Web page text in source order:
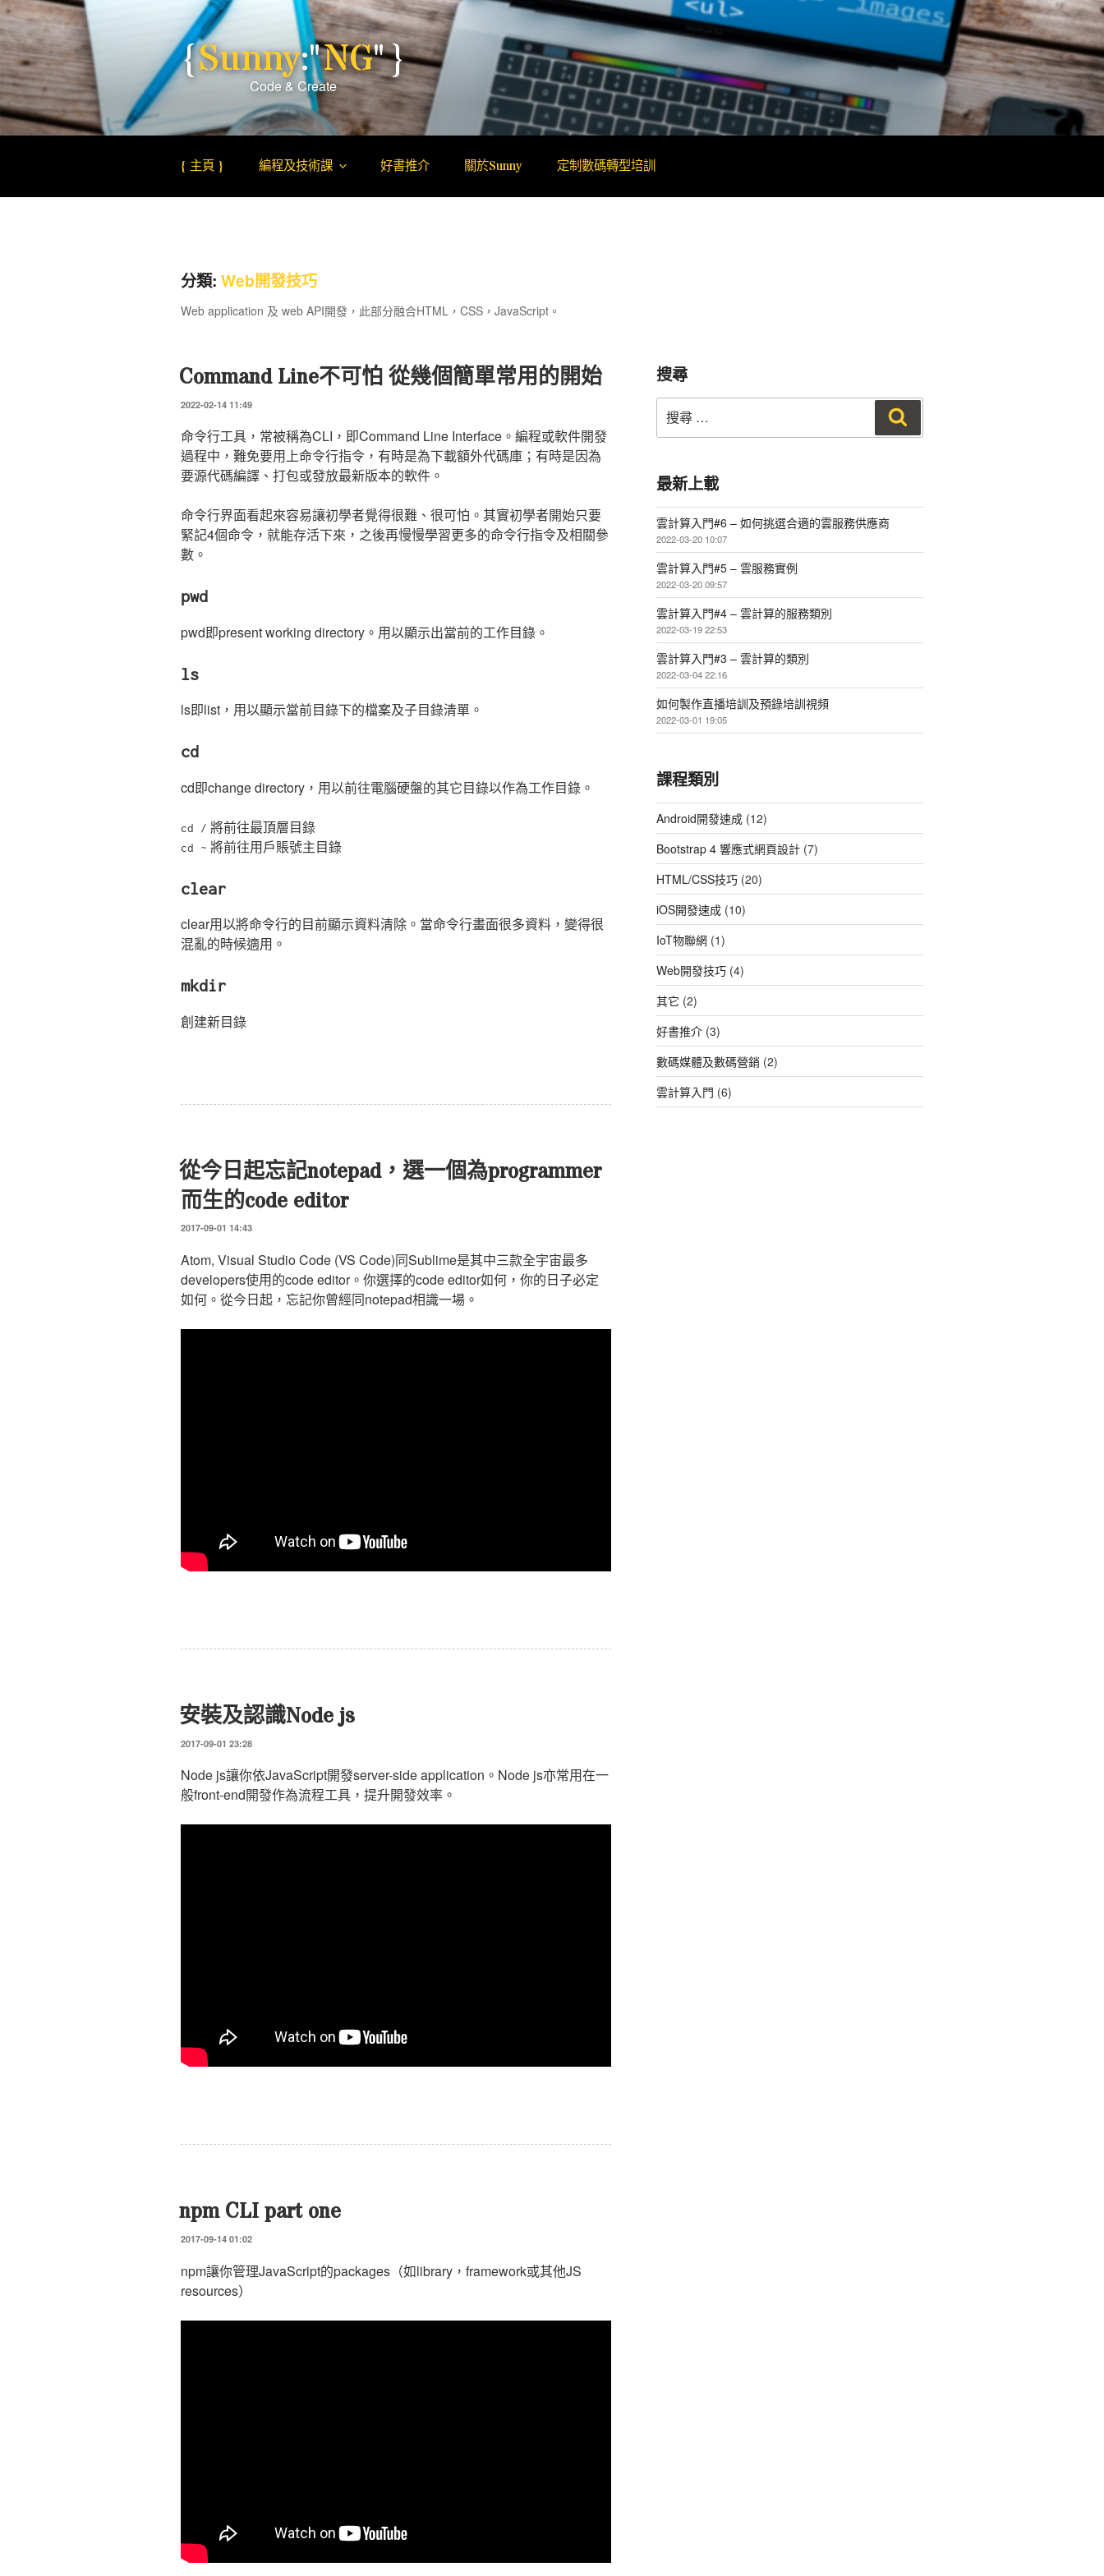
跳
至
內
容
{Sunny:"NG"}
Code & Create
SUNNY NG – TECH EDUCATOR
AI 科技 媒體創作
{ 主頁 } 編程及技術課 好書推介 關於Sunny 定制數碼轉型培訓
分類: Web開發技巧
Web application 及 web API開發，此部分融合HTML，CSS，JavaScript。
Command Line不可怕 從幾個簡單常用的開始
發
於
2022-02-14 11:49
命令行工具，常被稱為CLI，即Command Line Interface。編程或軟件開發
過程中，難免要用上命令行指令，有時是為下載額外代碼庫；有時是因為
要源代碼編譯、打包或發放最新版本的軟件。
命令行界面看起來容易讓初學者覺得很難、很可怕。其實初學者開始只要
緊記4個命令，就能存活下來，之後再慢慢學習更多的命令行指令及相關參
數。
pwd
pwd即present working directory。用以顯示出當前的工作目錄。
ls
ls即list，用以顯示當前目錄下的檔案及子目錄清單。
cd
cd即change directory，用以前往電腦硬盤的其它目錄以作為工作目錄。
cd / 將前往最頂層目錄
cd ~ 將前往用戶賬號主目錄
clear
clear用以將命令行的目前顯示資料清除。當命令行畫面很多資料，變得很
混亂的時候適用。
mkdir
創建新目錄
從今日起忘記notepad，選一個為programmer
而生的code editor
發
於
2017-09-01 14:43
Atom, Visual Studio Code (VS Code)同Sublime是其中三款全宇宙最多
developers使用的code editor。你選擇的code editor如何，你的日子必定
如何。從今日起，忘記你曾經同notepad相識一場。
安裝及認識Node js
發
於
2017-09-01 23:28
Node js讓你依JavaScript開發server-side application。Node js亦常用在一
般front-end開發作為流程工具，提升開發效率。
npm CLI part one
發
2017-09-14 01:02
npm讓你管理JavaScript的packages（如library，framework或其他JS
resources）
搜尋
尋：
尋
最新上載
雲計算入門#6 – 如何挑選合適的雲服務供應商
2022-03-20 10:07
雲計算入門#5 – 雲服務實例
2022-03-20 09:57
雲計算入門#4 – 雲計算的服務類別
2022-03-19 22:53
雲計算入門#3 – 雲計算的類別
2022-03-04 22:16
如何製作直播培訓及預錄培訓視頻
2022-03-01 19:05
課程類別
Android開發速成(12)
Bootstrap 4 響應式網頁設計(7)
HTML/CSS技巧(20)
iOS開發速成(10)
IoT物聯網(1)
Web開發技巧(4)
其它 (2)
好書推介(3)
數碼媒體及數碼營銷 (2)
雲計算入門 (6)